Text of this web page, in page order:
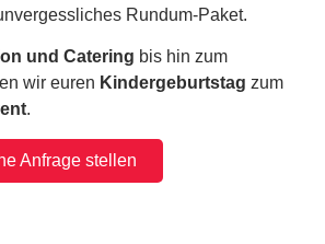
Rundum-Paket.
und Catering bis hin zum
wir euren Kindergeburtstag zum
.
Anfrage stellen